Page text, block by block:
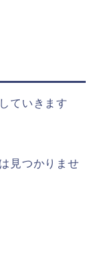
ていきます
見つかりませ